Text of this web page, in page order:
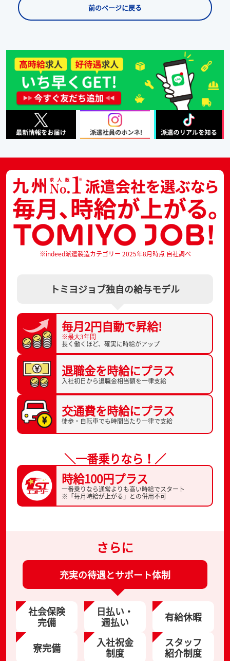
前のページに戻る
※indeed派遣製造カテゴリー 2025年8月時点 自社調べ
トミヨジョブ独自の給与モデル
毎月2円自動で昇給!
※最大3年間
長く働くほど、 確実に時給がアップ
退職金を時給にプラス
入社初日から退職金相当額を一律支給
交通費を時給にプラス
徒歩・自転車でも時間当たり一律で支給
＼一番乗りなら！／
時給100円プラス
一番乗りなら通常よりも高い時給でスタート
※「毎月時給が上がる」との併用不可
さらに
充実の待遇とサポート体制
社会保険
完備
日払い・
週払い 有給休暇
寮完備 入社祝金
制度
スタッフ
紹介制度